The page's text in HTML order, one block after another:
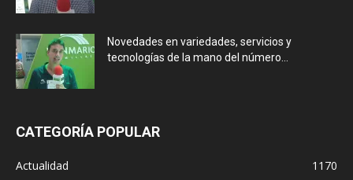
Novedades en variedades, servicios y
tecnologías de la mano del número...
CATEGORÍA POPULAR
Actualidad
1170